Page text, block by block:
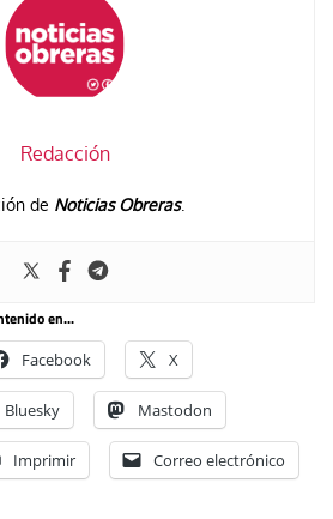
Redacción
de Noticias Obreras.
en...
Facebook X
Bluesky Mastodon
Imprimir Correo electrónico